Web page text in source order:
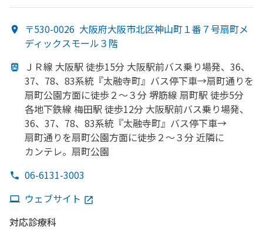
〒530-0026 大阪府大阪市北区神山町１番７号扇町メ
ディックスモール３階
ＪＲ線 大阪駅 徒歩15分 大阪駅前バス乗り場発、 36、
37、 78、 83系統『太融寺町』バス停下車→扇町通りを
扇町公園方面に徒歩２～３分 堺筋線 扇町駅 徒歩5分
各地下鉄線 梅田駅 徒歩12分 大阪駅前バス乗り場発、
36、 37、 78、 83系統『太融寺町』バス停下車→
扇町通りを扇町公園方面に徒歩２～３分 近隣に
カンテレ。 扇町公園
06-6131-3003
ウェブサイト
対応診療科